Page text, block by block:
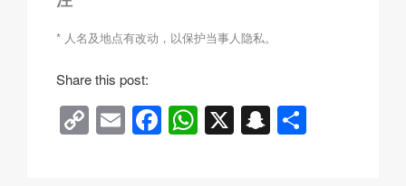
* 人名及地点有改动，以保护当事人隐私。
Share this post:
C
o
E
m
F
a
W
h
X S
n